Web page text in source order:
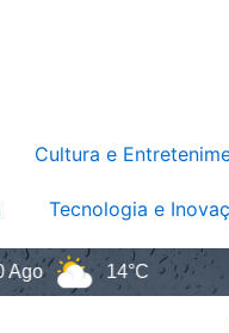
Cultura e
Tecnologia e
14°C 11